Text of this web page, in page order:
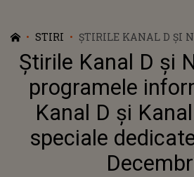
STIRI
ȘTIRILE KANAL D ȘI
PROGRAMELE
ȘI KANAL D2, EDIȚII
ZILEI DE 1 DECEMBRIE
Știrile Kanal D și
programele
Kanal D și
speciale